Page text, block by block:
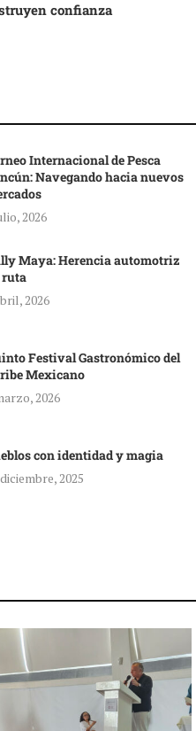
confianza
Internacional de Pesca
Navegando hacia nuevos
2026
Maya: Herencia automotriz
ruta
2026
Festival Gastronómico del
Mexicano
2026
con identidad y magia
2025